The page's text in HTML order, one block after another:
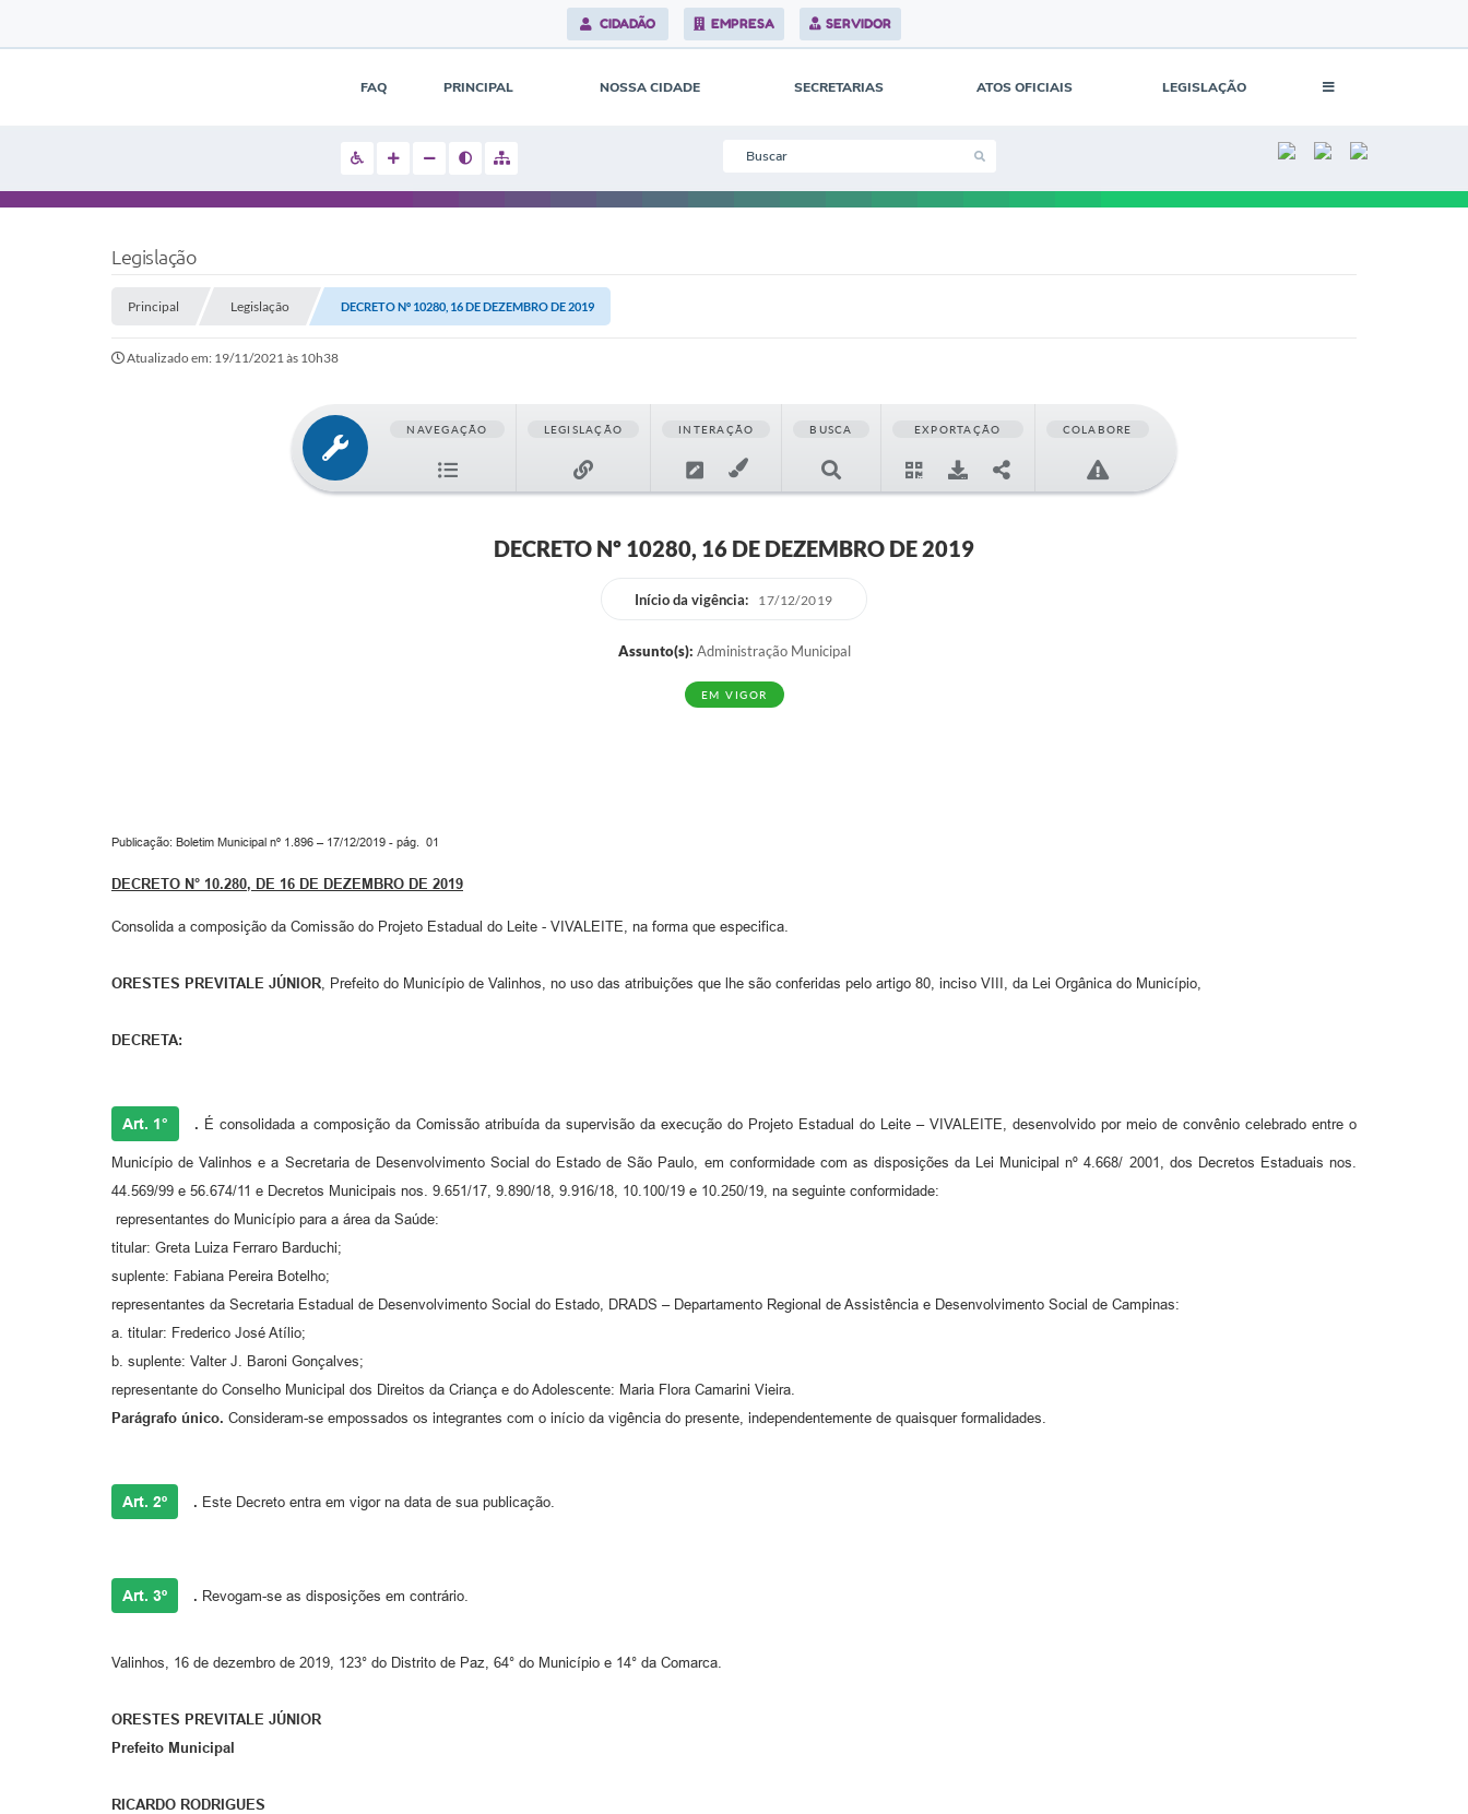
CIDADÃO EMPRESA SERVIDOR
FAQ PRINCIPAL NOSSA CIDADE SECRETARIAS ATOS OFICIAIS LEGISLAÇÃO
Legislação
Principal Legislação DECRETO Nº 10280, 16 DE DEZEMBRO DE 2019
Atualizado em: 19/11/2021 às 10h38
NAVEGAÇÃO LEGISLAÇÃO INTERAÇÃO BUSCA EXPORTAÇÃO COLABORE
DECRETO Nº 10280, 16 DE DEZEMBRO DE 2019
Início da vigência: 17/12/2019
Assunto(s): Administração Municipal
EM VIGOR
Publicação: Boletim Municipal nº 1.896 – 17/12/2019 - pág. 01
DECRETO N° 10.280, DE 16 DE DEZEMBRO DE 2019
Consolida a composição da Comissão do Projeto Estadual do Leite - VIVALEITE, na forma que especifica.
ORESTES PREVITALE JÚNIOR , Prefeito do Município de Valinhos, no uso das atribuições que lhe são conferidas pelo artigo 80, inciso VIII, da Lei Orgânica do Município,
DECRETA:
Art. 1° . É consolidada a composição da Comissão atribuída da supervisão da execução do Projeto Estadual do Leite – VIVALEITE, desenvolvido por meio de convênio celebrado entre o
Município de Valinhos e a Secretaria de Desenvolvimento Social do Estado de São Paulo, em conformidade com as disposições da Lei Municipal nº 4.668/ 2001, dos Decretos Estaduais nos.
44.569/99 e 56.674/11 e Decretos Municipais nos. 9.651/17, 9.890/18, 9.916/18, 10.100/19 e 10.250/19, na seguinte conformidade:
representantes do Município para a área da Saúde:
titular: Greta Luiza Ferraro Barduchi;
suplente: Fabiana Pereira Botelho;
representantes da Secretaria Estadual de Desenvolvimento Social do Estado, DRADS – Departamento Regional de Assistência e Desenvolvimento Social de Campinas:
a. titular: Frederico José Atílio;
b. suplente: Valter J. Baroni Gonçalves;
representante do Conselho Municipal dos Direitos da Criança e do Adolescente: Maria Flora Camarini Vieira.
Parágrafo único. Consideram-se empossados os integrantes com o início da vigência do presente, independentemente de quaisquer formalidades.
Art. 2º . Este Decreto entra em vigor na data de sua publicação.
Art. 3º . Revogam-se as disposições em contrário.
Valinhos, 16 de dezembro de 2019, 123° do Distrito de Paz, 64° do Município e 14° da Comarca.
ORESTES PREVITALE JÚNIOR
Prefeito Municipal
RICARDO RODRIGUES